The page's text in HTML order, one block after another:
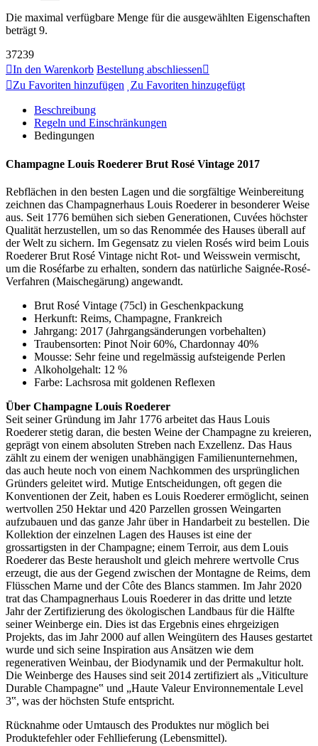
Die maximal verfügbare Menge für die ausgewählten Eigenschaften
beträgt 9.
37239
In den Warenkorb Bestellung abschliessen
Zu Favoriten hinzufügen
Zu Favoriten hinzugefügt
Beschreibung
Regeln und Einschränkungen
Bedingungen
Champagne Louis Roederer Brut Rosé Vintage 2017
Rebflächen in den besten Lagen und die sorgfältige Weinbereitung
zeichnen das Champagnerhaus Louis Roederer in besonderer Weise
aus. Seit 1776 bemühen sich sieben Generationen, Cuvées höchster
Qualität herzustellen, um so das Renommée des Hauses überall auf
der Welt zu sichern. Im Gegensatz zu vielen Rosés wird beim Louis
Roederer Brut Rosé Vintage nicht Rot- und Weisswein vermischt,
um die Roséfarbe zu erhalten, sondern das natürliche Saignée-Rosé-
Verfahren (Maischegärung) angewandt.
Brut Rosé Vintage (75cl) in Geschenkpackung
Herkunft: Reims, Champagne, Frankreich
Jahrgang: 2017 (Jahrgangsänderungen vorbehalten)
Traubensorten: Pinot Noir 60%, Chardonnay 40%
Mousse: Sehr feine und regelmässig aufsteigende Perlen
Alkoholgehalt: 12 %
Farbe: Lachsrosa mit goldenen Reflexen
Über Champagne Louis Roederer
Seit seiner Gründung im Jahr 1776 arbeitet das Haus Louis
Roederer stetig daran, die besten Weine der Champagne zu kreieren,
geprägt von einem absoluten Streben nach Exzellenz. Das Haus
zählt zu einem der wenigen unabhängigen Familienunternehmen,
das auch heute noch von einem Nachkommen des ursprünglichen
Gründers geleitet wird. Mutige Entscheidungen, oft gegen die
Konventionen der Zeit, haben es Louis Roederer ermöglicht, seinen
wertvollen 250 Hektar und 420 Parzellen grossen Weingarten
aufzubauen und das ganze Jahr über in Handarbeit zu bestellen. Die
Kollektion der einzelnen Lagen des Hauses ist eine der
grossartigsten in der Champagne; einem Terroir, aus dem Louis
Roederer das Beste herausholt und gleich mehrere wertvolle Crus
erzeugt, die aus der Gegend zwischen der Montagne de Reims, dem
Flüsschen Marne und der Côte des Blancs stammen. Im Jahr 2020
trat das Champagnerhaus Louis Roederer in das dritte und letzte
Jahr der Zertifizierung des ökologischen Landbaus für die Hälfte
seiner Weinberge ein. Dies ist das Ergebnis eines ehrgeizigen
Projekts, das im Jahr 2000 auf allen Weingütern des Hauses gestartet
wurde und sich seine Inspiration aus Ansätzen wie dem
regenerativen Weinbau, der Biodynamik und der Permakultur holt.
Die Weinberge des Hauses sind seit 2014 zertifiziert als „Viticulture
Durable Champagne‟ und „Haute Valeur Environnementale Level
3‟, was der höchsten Stufe entspricht.
Rücknahme oder Umtausch des Produktes nur möglich bei
Produktefehler oder Fehllieferung (Lebensmittel).